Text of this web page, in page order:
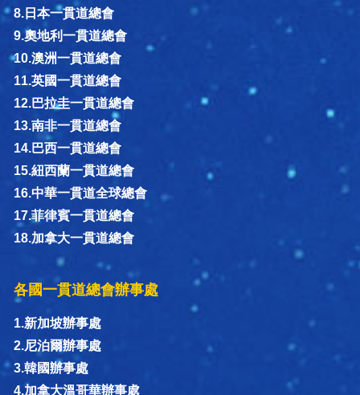
8.日本一貫道總會
9.奧地利一貫道總會
10.澳洲一貫道總會
11.英國一貫道總會
12.巴拉圭一貫道總會
13.南非一貫道總會
14.巴西一貫道總會
15.紐西蘭一貫道總會
16.中華一貫道全球總會
17.菲律賓一貫道總會
18.加拿大一貫道總會
各國一貫道總會辦事處
1.新加坡辦事處
2.尼泊爾辦事處
3.韓國辦事處
4.加拿大溫哥華辦事處